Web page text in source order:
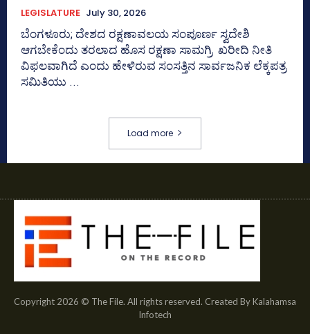
LEGISLATURE July 30, 2026
ಬೆಂಗಳೂರು; ದೇಶದ ರಕ್ಷಣಾವಲಯ ಸಂಪೂರ್ಣ ಸ್ವದೇಶಿ
ಆಗಬೇಕೆಂದು ತರಲಾದ ಹೊಸ ರಕ್ಷಣಾ ಸಾಮಗ್ರಿ ಖರೀದಿ ನೀತಿ
ವಿಫಲವಾಗಿದೆ ಎಂದು ಹೇಳಿರುವ ಸಂಸತ್ತಿನ ಸಾರ್ವಜನಿಕ ಲೆಕ್ಕಪತ್ರ
ಸಮಿತಿಯು ...
Load more
Copyright 2026 © The File. All rights reserved. Created By Kalahamsa
Infotech